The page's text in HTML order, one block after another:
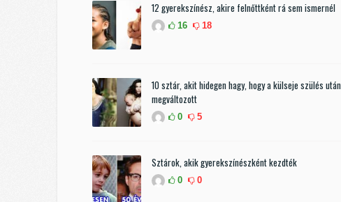
12 gyerekszínész, akire felnőttként rá sem ismernél
16 18
10 sztár, akit hidegen hagy, hogy a külseje szülés után
megváltozott
0 5
Sztárok, akik gyerekszínészként kezdték
0 0